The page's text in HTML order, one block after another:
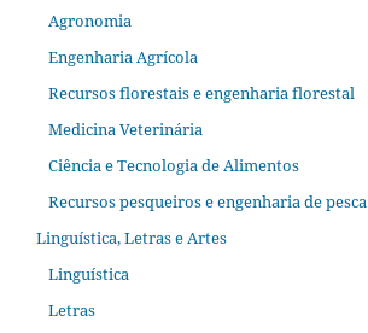
Agronomia
Engenharia Agrícola
Recursos florestais e engenharia florestal
Medicina Veterinária
Ciência e Tecnologia de Alimentos
Recursos pesqueiros e engenharia de pesca
Linguística, Letras e Artes
Linguística
Letras